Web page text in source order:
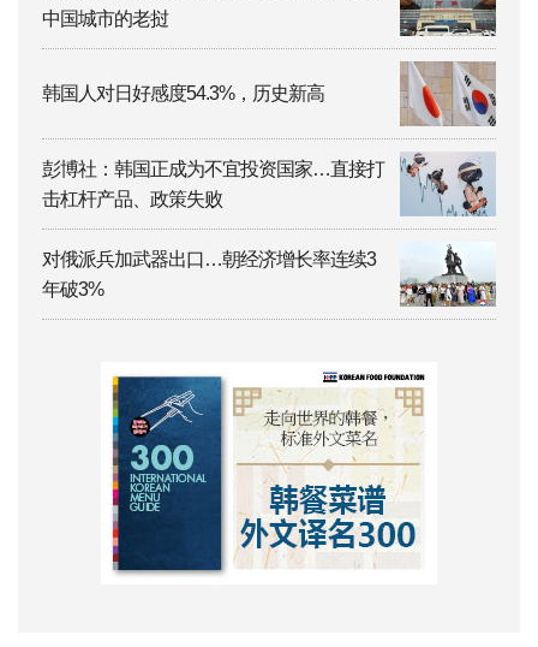
中国城市的老挝
韩国人对日好感度54.3%，历史新高
彭博社：韩国正成为不宜投资国家…直接打
击杠杆产品、政策失败
对俄派兵加武器出口…朝经济增长率连续3
年破3%